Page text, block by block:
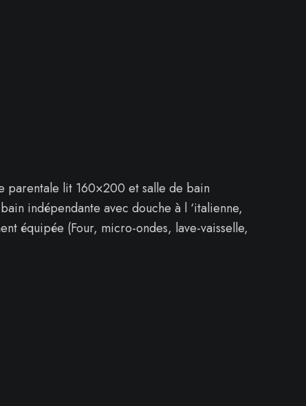
parentale lit 160×200 et salle de bain
indépendante avec douche à l ‘italienne,
équipée (Four, micro-ondes, lave-vaisselle,